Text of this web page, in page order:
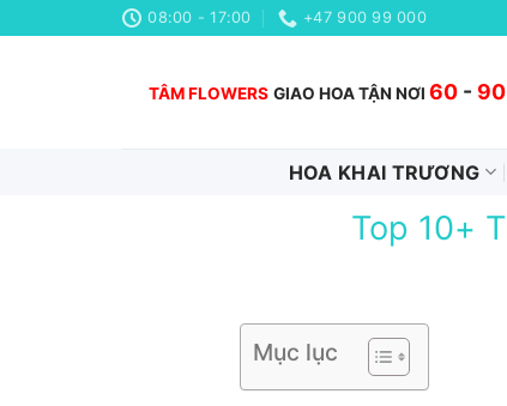
đến
08:00 - 17:00 +47 900 99 000
TÂM FLOWERS GIAO HOA TẬN NƠI 60 -
HOA KHAI TRƯƠNG
Top 10+
Mục lục